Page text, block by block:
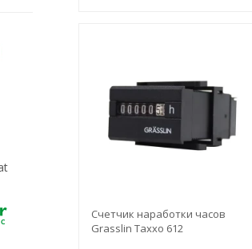
Счетчик наработки часов
Grasslin Taxxo 612